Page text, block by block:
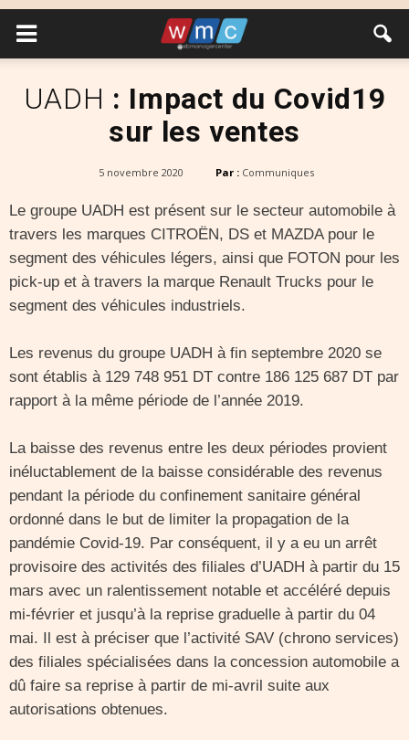
UADH : Impact du Covid19
sur les ventes
5 novembre 2020 Par : Communiques
Le groupe UADH est présent sur le secteur automobile à
travers les marques CITROËN, DS et MAZDA pour le
segment des véhicules légers, ainsi que FOTON pour les
pick-up et à travers la marque Renault Trucks pour le
segment des véhicules industriels.
Les revenus du groupe UADH à fin septembre 2020 se
sont établis à 129 748 951 DT contre 186 125 687 DT par
rapport à la même période de l’année 2019.
La baisse des revenus entre les deux périodes provient
inéluctablement de la baisse considérable des revenus
pendant la période du confinement sanitaire général
ordonné dans le but de limiter la propagation de la
pandémie Covid-19. Par conséquent, il y a eu un arrêt
provisoire des activités des filiales d’UADH à partir du 15
mars avec un ralentissement notable et accéléré depuis
mi-février et jusqu’à la reprise graduelle à partir du 04
mai. Il est à préciser que l’activité SAV (chrono services)
des filiales spécialisées dans la concession automobile a
dû faire sa reprise à partir de mi-avril suite aux
autorisations obtenues.